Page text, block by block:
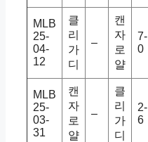
MLB
25-
04-
12
클
리
가
디
–
캔
자
로
얄
7-
0
MLB
25-
03-
31
캔
자
로
얄
–
클
리
가
디
2-
6